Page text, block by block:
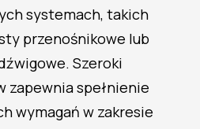
systemach, takich
przenośnikowe lub
Szeroki
zapewnia spełnienie
wymagań w zakresie